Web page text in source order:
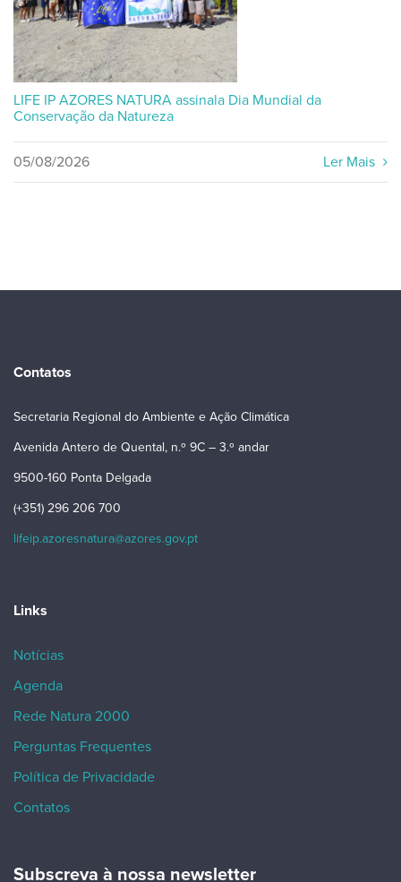
LIFE IP AZORES NATURA assinala Dia Mundial da
Conservação da Natureza
05/08/2026 Ler Mais
Contatos
Secretaria Regional do Ambiente e Ação Climática
Avenida Antero de Quental, n.º 9C – 3.º andar
9500-160 Ponta Delgada
(+351) 296 206 700
lifeip.azoresnatura@azores.gov.pt
Links
Notícias
Agenda
Rede Natura 2000
Perguntas Frequentes
Política de Privacidade
Contatos
Subscreva à nossa newsletter